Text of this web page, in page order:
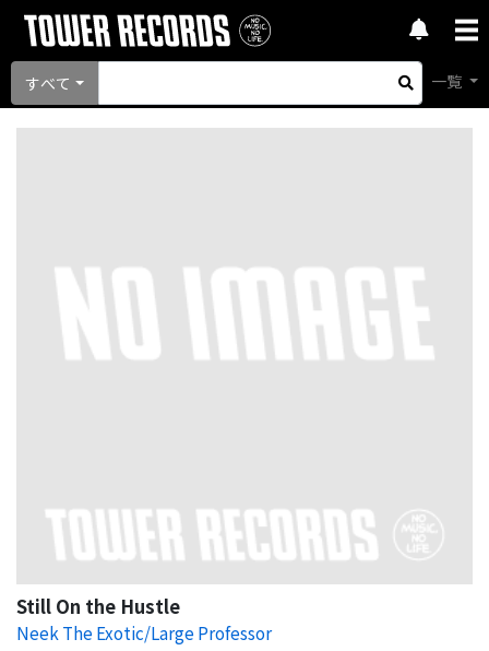
すべて 一覧
Still On the Hustle
Neek The Exotic/Large Professor